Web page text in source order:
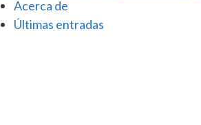
Acerca de
Últimas entradas